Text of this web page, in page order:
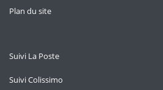
Plan du site
Suivi La Poste
Suivi Colissimo